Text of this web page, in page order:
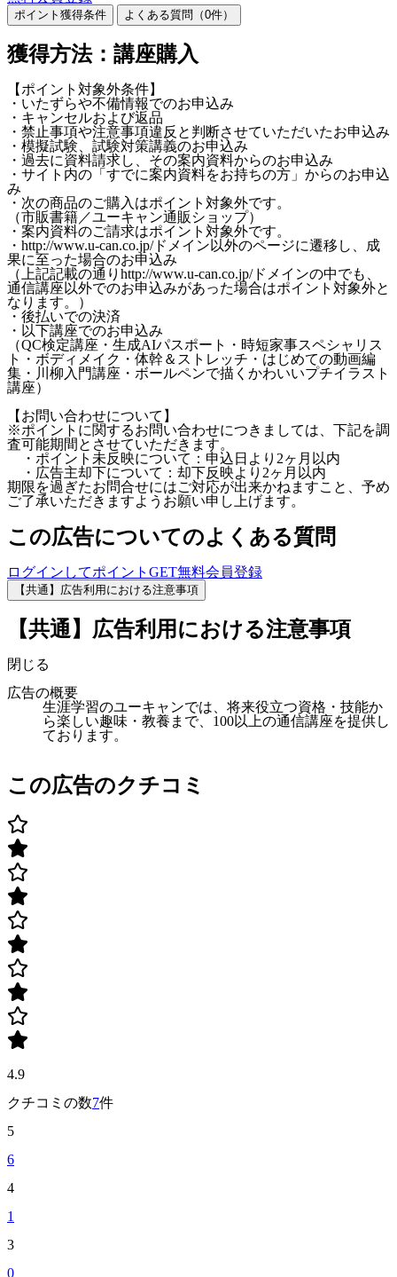
ポイント獲得条件 よくある質問（0件）
獲得方法：講座購入
【ポイント対象外条件】
・いたずらや不備情報でのお申込み
・キャンセルおよび返品
・禁止事項や注意事項違反と判断させていただいたお申込み
・模擬試験、試験対策講義のお申込み
・過去に資料請求し、その案内資料からのお申込み
・サイト内の「すでに案内資料をお持ちの方」からのお申込
み
・次の商品のご購入はポイント対象外です。
（市販書籍／ユーキャン通販ショップ）
・案内資料のご請求はポイント対象外です。
・http://www.u-can.co.jp/ドメイン以外のページに遷移し、成
果に至った場合のお申込み
（上記記載の通りhttp://www.u-can.co.jp/ドメインの中でも、
通信講座以外でのお申込みがあった場合はポイント対象外と
なります。）
・後払いでの決済
・以下講座でのお申込み
（QC検定講座・生成AIパスポート・時短家事スペシャリス
ト・ボディメイク・体幹＆ストレッチ・はじめての動画編
集・川柳入門講座・ボールペンで描くかわいいプチイラスト
講座）
【お問い合わせについて】
※ポイントに関するお問い合わせにつきましては、下記を調
査可能期間とさせていただきます。
・ポイント未反映について：申込日より2ヶ月以内
・広告主却下について：却下反映より2ヶ月以内
期限を過ぎたお問合せにはご対応が出来かねますこと、予め
ご了承いただきますようお願い申し上げます。
この広告についてのよくある質問
ログインしてポイントGET無料会員登録
【共通】広告利用における注意事項
【共通】広告利用における注意事項
閉じる
広告の概要
生涯学習のユーキャンでは、将来役立つ資格・技能か
ら楽しい趣味・教養まで、100以上の通信講座を提供し
ております。
この広告のクチコミ
4.9
クチコミの数7件
5
6
4
1
3
0